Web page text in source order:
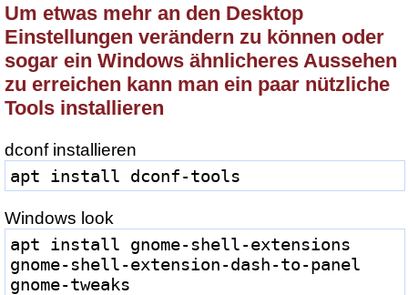
Um etwas mehr an den Desktop
Einstellungen verändern zu können oder
sogar ein Windows ähnlicheres Aussehen
zu erreichen kann man ein paar nützliche
Tools installieren
dconf installieren
apt install dconf-tools
Windows look
apt install gnome-shell-extensions
gnome-shell-extension-dash-to-panel
gnome-tweaks